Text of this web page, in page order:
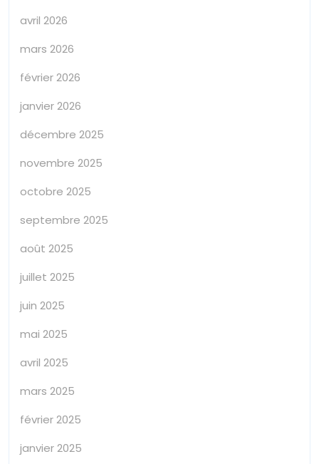
avril 2026
mars 2026
février 2026
janvier 2026
décembre 2025
novembre 2025
octobre 2025
septembre 2025
août 2025
juillet 2025
juin 2025
mai 2025
avril 2025
mars 2025
février 2025
janvier 2025